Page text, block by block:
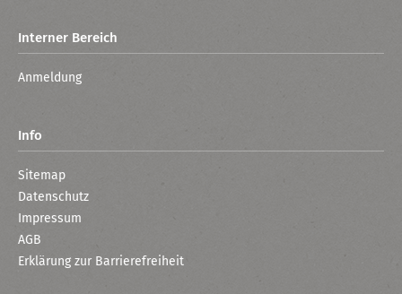
Interner Bereich
Anmeldung
Info
Sitemap
Datenschutz
Impressum
AGB
Erklärung zur Barrierefreiheit